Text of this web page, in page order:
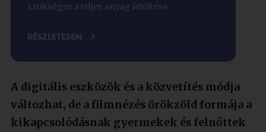
szükséges a teljes anyag letöltése.
RÉSZLETESEN
A digitális eszközök és a közvetítés módja
változhat, de a filmnézés örökzöld formája a
kikapcsolódásnak gyermekek és felnőttek